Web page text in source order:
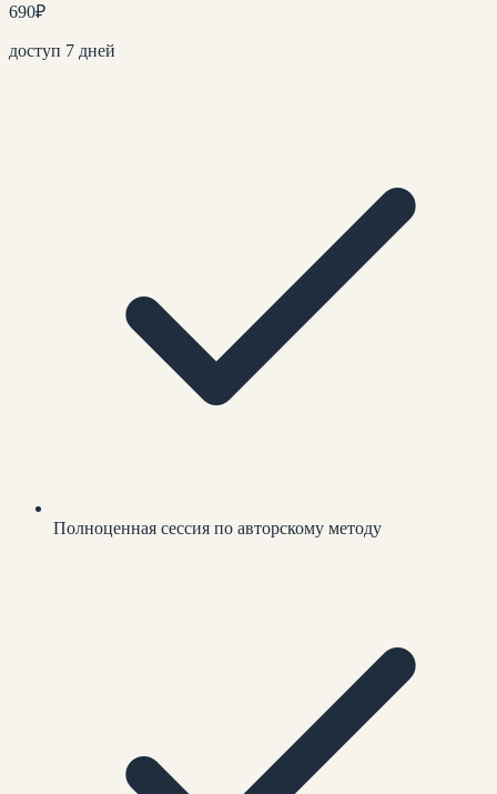
690₽
доступ 7 дней
Полноценная сессия по авторскому методу